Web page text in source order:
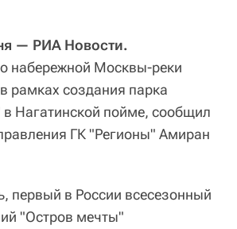
— РИА Новости.
набережной Москвы-реки
рамках создания парка
Нагатинской пойме, сообщил
ГК "Регионы" Амиран
первый в России всесезонный
"Остров мечты"